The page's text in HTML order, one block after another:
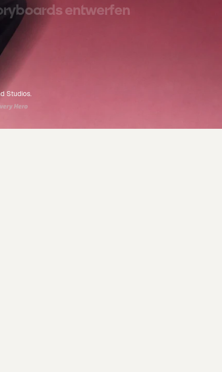
entwerfen
skalieren
generieren
Kinoaufnahmen
erstellen
Studios.